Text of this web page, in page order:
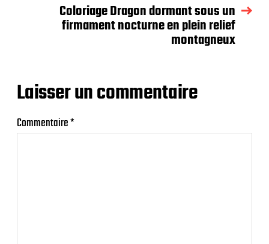
Coloriage Dragon dormant sous un
firmament nocturne en plein relief
montagneux
Laisser un commentaire
Commentaire*